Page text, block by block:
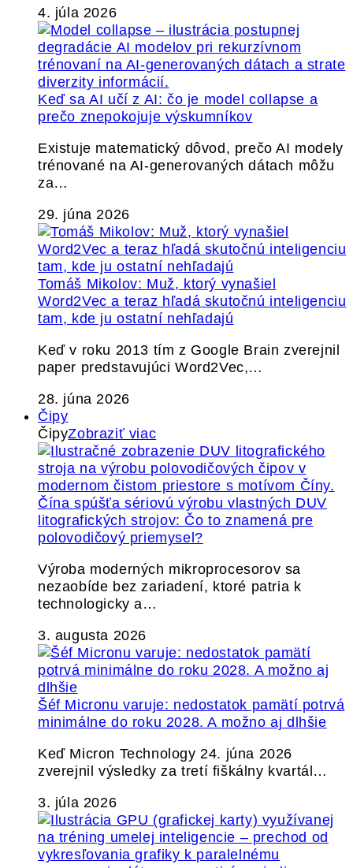
4. júla 2026
Keď sa AI učí z AI: čo je model collapse a
prečo znepokojuje výskumníkov
Existuje matematický dôvod, prečo AI modely
trénované na AI-generovaných dátach môžu
za…
29. júna 2026
Tomáš Mikolov: Muž, ktorý vynašiel
Word2Vec a teraz hľadá skutočnú inteligenciu
tam, kde ju ostatní nehľadajú
Keď v roku 2013 tím z Google Brain zverejnil
paper predstavujúci Word2Vec,…
28. júna 2026
Čipy
ČipyZobraziť viac
Čína spúšťa sériovú výrobu vlastných DUV
litografických strojov: Čo to znamená pre
polovodičový priemysel?
Výroba moderných mikroprocesorov sa
nezaobíde bez zariadení, ktoré patria k
technologicky a…
3. augusta 2026
Šéf Micronu varuje: nedostatok pamätí potrvá
minimálne do roku 2028. A možno aj dlhšie
Keď Micron Technology 24. júna 2026
zverejnil výsledky za tretí fiškálny kvartál…
3. júla 2026